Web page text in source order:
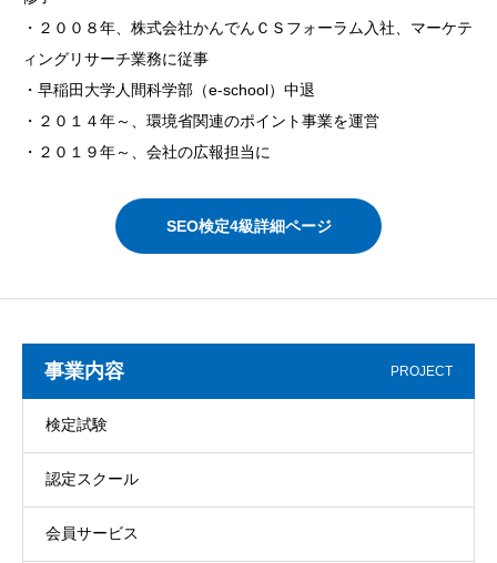
・２００８年、株式会社かんでんＣＳフォーラム入社、マーケテ
ィングリサーチ業務に従事
・早稲田大学人間科学部（e-school）中退
・２０１４年～、環境省関連のポイント事業を運営
・２０１９年～、会社の広報担当に
SEO検定4級詳細ページ
事業内容 PROJECT
検定試験
認定スクール
会員サービス